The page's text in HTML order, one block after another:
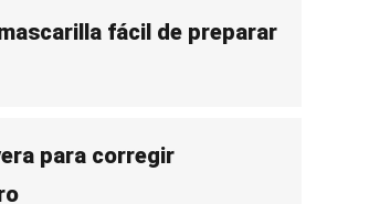
fácil de preparar
para corregir